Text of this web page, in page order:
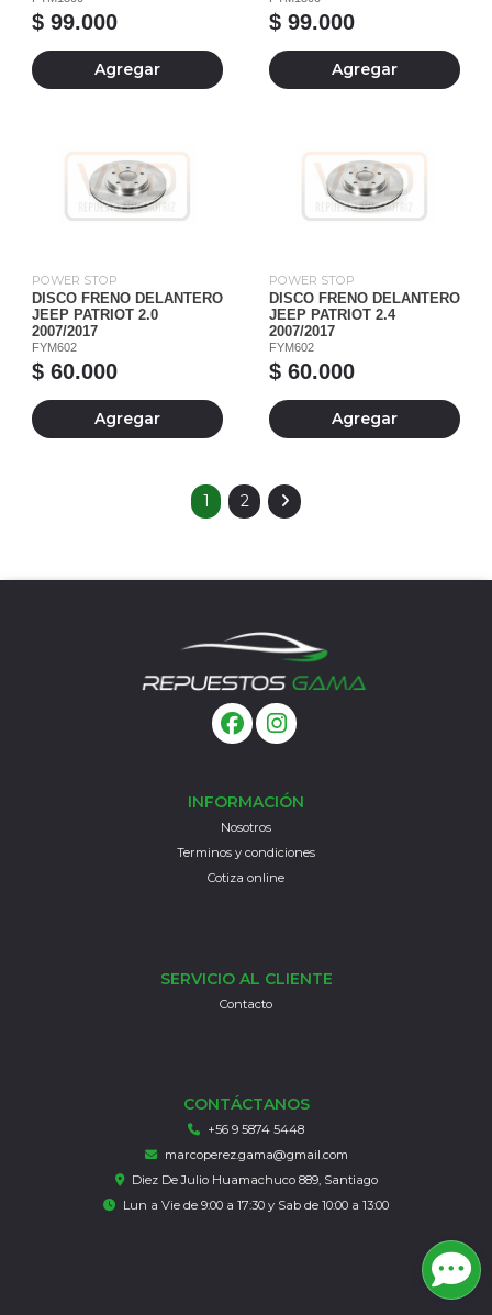
$ 99.000
Agregar
$ 99.000
Agregar
POWER STOP
DISCO FRENO DELANTERO
JEEP PATRIOT 2.0
2007/2017
FYM602
$ 60.000
Agregar
POWER STOP
DISCO FRENO DELANTERO
JEEP PATRIOT 2.4
2007/2017
FYM602
$ 60.000
Agregar
1 2
INFORMACIÓN
Nosotros
Terminos y condiciones
Cotiza online
SERVICIO AL CLIENTE
Contacto
CONTÁCTANOS
+56 9 5874 5448
marcoperez.gama@gmail.com
Diez De Julio Huamachuco 889, Santiago
Lun a Vie de 9:00 a 17:30 y Sab de 10:00 a 13:00